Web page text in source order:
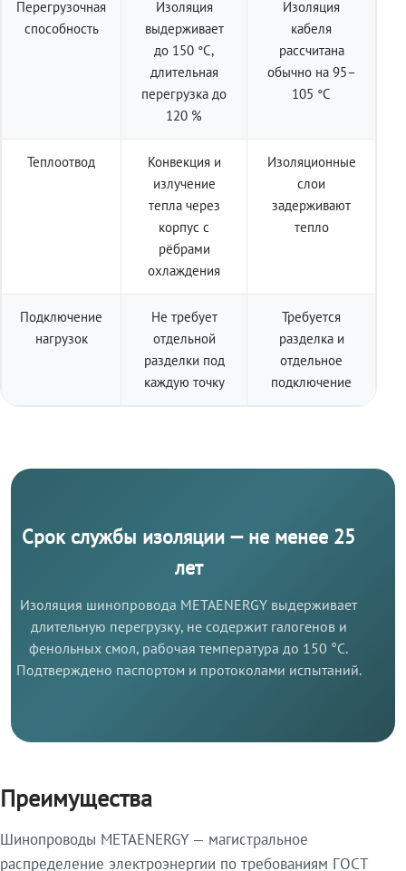
Перегрузочная
способность
Изоляция
выдерживает
до 150 °C,
длительная
перегрузка до
120 %
Изоляция
кабеля
рассчитана
обычно на 95–
105 °C
Теплоотвод
Конвекция и
излучение
тепла через
корпус с
рёбрами
охлаждения
Изоляционные
слои
задерживают
тепло
Подключение
нагрузок
Не требует
отдельной
разделки под
каждую точку
Требуется
разделка и
отдельное
подключение
Срок службы изоляции — не менее 25
лет
Изоляция шинопровода METAENERGY выдерживает
длительную перегрузку, не содержит галогенов и
фенольных смол, рабочая температура до 150 °C.
Подтверждено паспортом и протоколами испытаний.
Преимущества
Шинопроводы METAENERGY — магистральное
распределение электроэнергии по требованиям ГОСТ